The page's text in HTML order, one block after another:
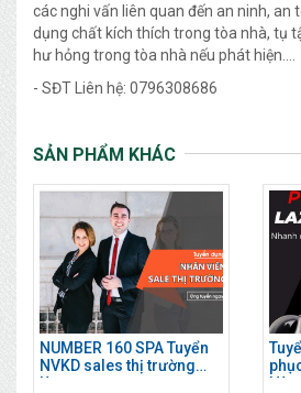
các nghi vấn liên quan đến an ninh, an
dụng chất kích thích trong tòa nhà, tụ
hư hỏng trong tòa nhà nếu phát hiện….
- SĐT Liên hệ: 0796308686
SẢN PHẨM KHÁC
NUMBER 160 SPA Tuyển
NVKD sales thị trường
làm ngay
Hà